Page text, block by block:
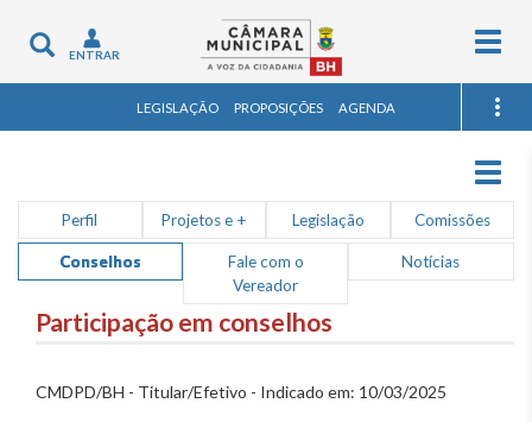
Toggle
navigation
ENTRAR
LEGISLAÇÃO PROPOSIÇÕES AGENDA
Perfil Projetos e + Legislação Comissões
Conselhos
Fale com o
Vereador
Notícias
Participação em conselhos
CMDPD/BH - Titular/Efetivo - Indicado em: 10/03/2025